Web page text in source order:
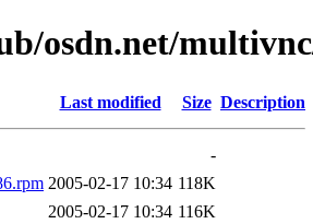
osdn.net/
Last modified Size Description
-
2005-02-17 10:34 118K
2005-02-17 10:34 116K